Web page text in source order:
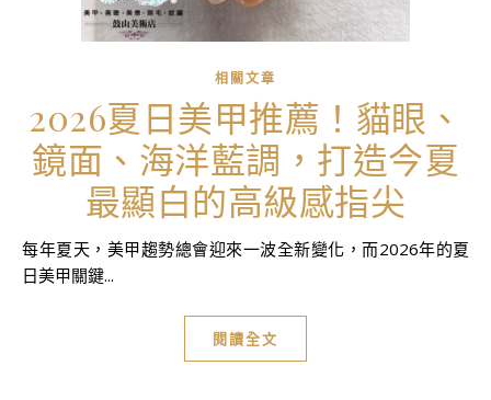
相關文章
2026夏日美甲推薦！貓眼、
鏡面、海洋藍調，打造今夏
最顯白的高級感指尖
每年夏天，美甲趨勢總會迎來一波全新變化，而2026年的夏
日美甲關鍵...
閱讀全文